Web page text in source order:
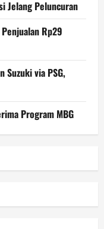
Jelang Peluncuran
Rp29
Suzuki via PSG,
Program MBG